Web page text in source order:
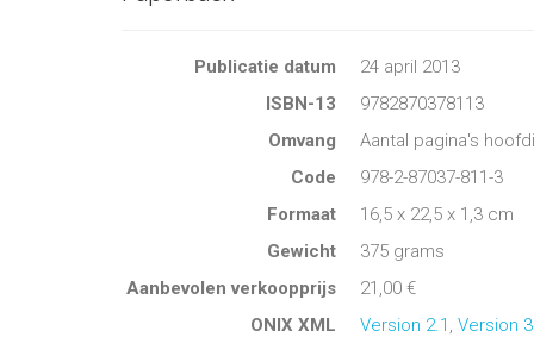
Publicatie datum
24 april 2013
ISBN-13
9782870378113
Omvang
Aantal pagina's
Code
978-2-87037-811-3
Formaat
16,5 x 22,5 x 1,3 cm
Gewicht
375 grams
Aanbevolen verkoopprijs
21,00 €
ONIX XML
Version 2.1 Version 3